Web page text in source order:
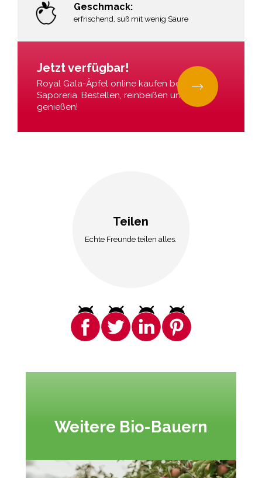
Geschmack:
erfrischend, süß mit wenig Säure
Jetzt verfügbar!
Royal Gala-Äpfel online kaufen bei La
Saporeria. Bestellen, reinbeißen und
genießen!
Teilen
Echte Freunde teilen alles.
Weitere Bio-Bauern